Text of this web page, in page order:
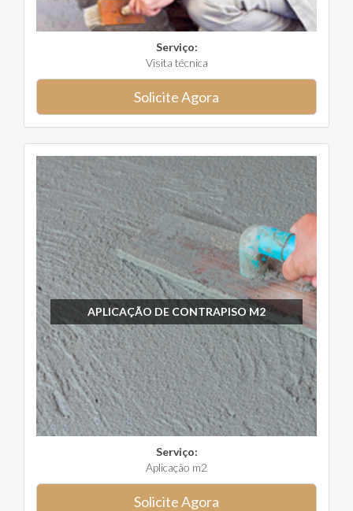
Serviço:
Visita técnica
Solicite Agora
APLICAÇÃO DE CONTRAPISO M2
Serviço:
Aplicação m2
Solicite Agora